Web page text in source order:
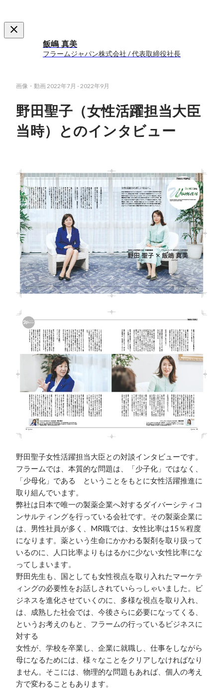
飯嶋 真美
フラームジャパン株式会社 / 代表取締役社長
画像・動画2022年7月 -2022年9月
野田聖子（女性活躍担当大臣
当時）とのインタビュー
野田聖子女性活躍担当大臣との対談インタビューです。
フラームでは、本質的な問題は、「少子化」ではなく、
「少母化」である　ということをもとに女性活躍推進に
取り組んでいます。
弊社は日本で唯一の製薬企業へ対するダイバーシティコ
ンサルティングを行っている会社です。その製薬企業に
は、男性社員が多く、MR職では、女性比率は15％程度
になります。薬という生命にかかわる製剤を取り扱って
いるのに、人口比率よりもはるかに少ない女性比率にな
ってしまいます。
野田先生も、国としても女性視点を取り入れたマーケテ
ィングの必要性をお話しされていらっしゃいました。ビ
ジネスを進化させていくのに、多様な視点を取り入れ、
は、成熟した社会では、今後さらに必要になってくる、
というお考えのもと、フラームの行っているビジネスに
対する
女性が、学校を卒業し、企業に就職し、仕事をしながら
母になるためには、様々なことをクリアしなければなり
ません。そこには、物理的な問題もあれば、個人の考え
方で変わることもあります。